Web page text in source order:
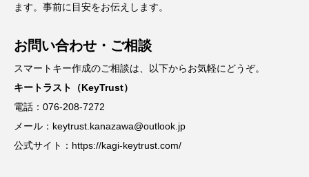
ます。事前に目安をお伝えします。
お問い合わせ・ご相談
スマートキー作成のご相談は、以下からお気軽にどうぞ。
キートラスト（KeyTrust）
電話： 076-208-7272
メール： keytrust.kanazawa@outlook.jp
公式サイト： https://kagi-keytrust.com/